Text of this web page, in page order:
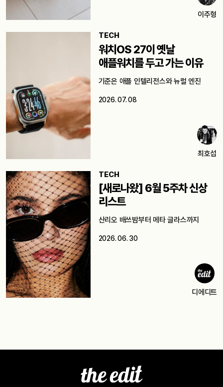
이주형
TECH
워치OS 27이 옛날
애플워치를 두고 가는 이유
기준은 애플 인텔리전스와 뉴럴 엔진
2026. 07. 08
최호섭
TECH
[새로나왔] 6월 5주차 신상
리스트
산리오 배쓰밤부터 메타 글라스까지
2026. 06. 30
디에디트